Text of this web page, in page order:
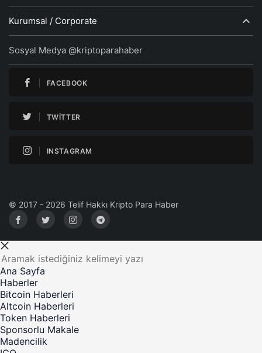
Kurumsal / Corporate
Sosyal Medya @kriptoparahaber
FACEBOOK
TWITTER
INSTAGRAM
© 2017 - 2026 Telif Hakkı Kripto Para Haber
Ana Sayfa
Haberler
Bitcoin Haberleri
Altcoin Haberleri
Token Haberleri
Sponsorlu Makale
Madencilik